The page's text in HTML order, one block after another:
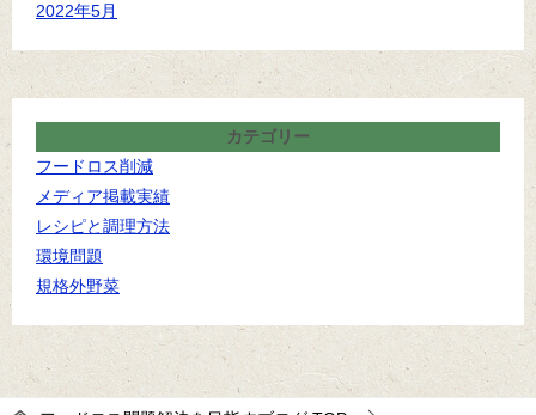
2022年5月
カテゴリー
フードロス削減
メディア掲載実績
レシピと調理方法
環境問題
規格外野菜